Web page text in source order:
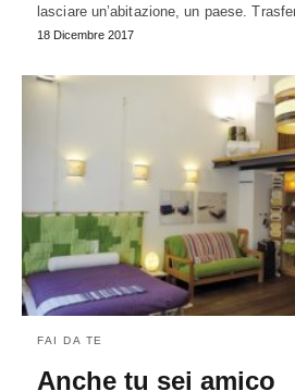
lasciare un’abitazione, un paese.
18 Dicembre 2017
FAI DA TE
Anche tu sei amico